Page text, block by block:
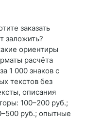
заказать
заложить?
ориентиры
расчёта
1 000 знаков с
текстов без
описания
100–200 руб.;
руб.; опытные